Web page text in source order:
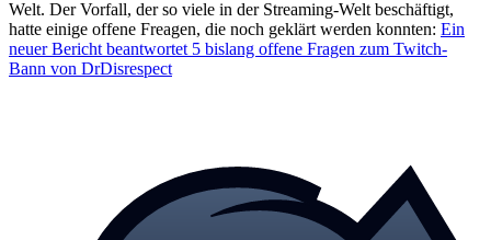
Welt. Der Vorfall, der so viele in der Streaming-Welt beschäftigt,
hatte einige offene Freagen, die noch geklärt werden konnten: Ein
neuer Bericht beantwortet 5 bislang offene Fragen zum Twitch-
Bann von DrDisrespect